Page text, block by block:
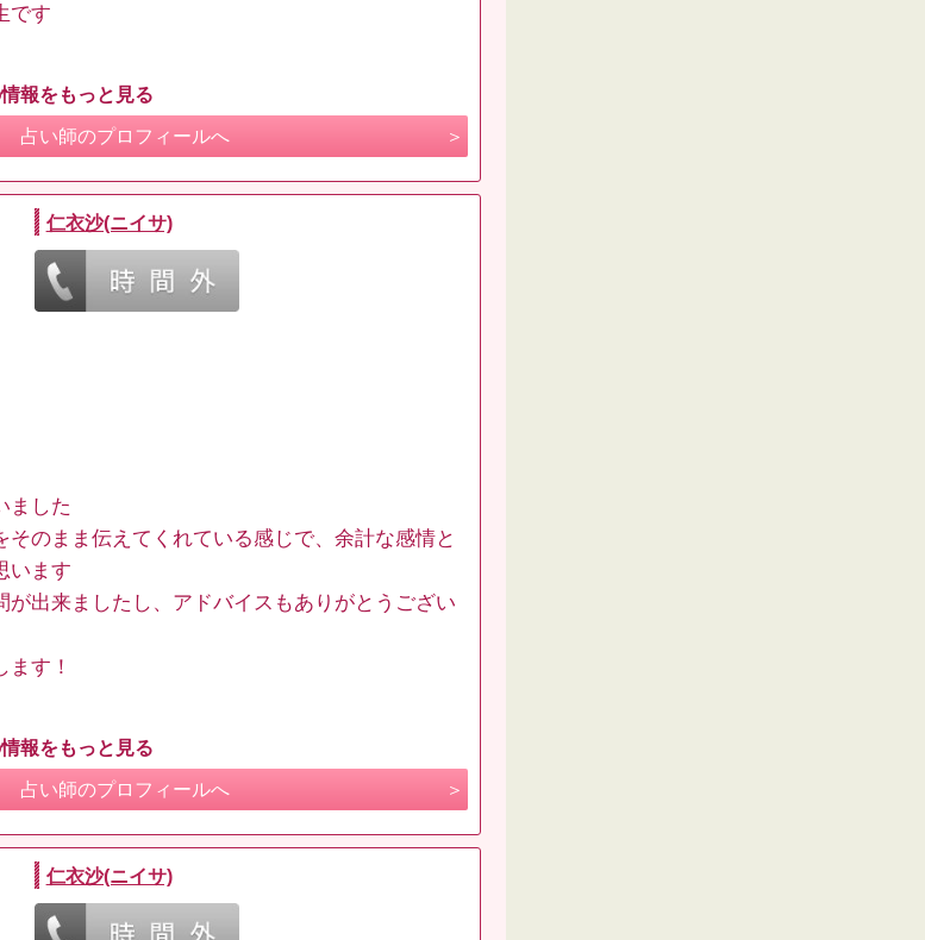
です
報をもっと見る
占い師のプロフィールへ
仁衣沙(ニイサ)
ました
そのまま伝えてくれている感じで、余計な感情と
います
が出来ましたし、アドバイスもありがとうござい
す！
報をもっと見る
占い師のプロフィールへ
仁衣沙(ニイサ)